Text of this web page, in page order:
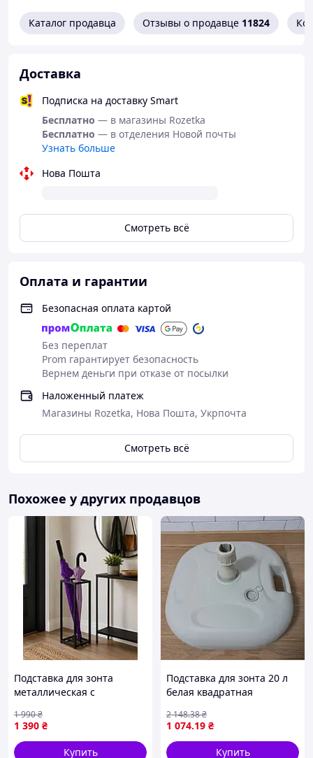
Каталог продавца Отзывы о продавце 11824
Доставка
Подписка на доставку Smart
Бесплатно — в магазины Rozetka
Бесплатно — в отделения Новой почты
Узнать больше
Нова Пошта
Смотреть всё
Оплата и гарантии
Безопасная оплата картой
Без переплат
Prom гарантирует безопасность
Вернем деньги при отказе от посылки
Наложенный платеж
Магазины Rozetka, Нова Пошта, Укрпочта
Смотреть всё
Похожее у других продавцов
Подставка для зонта
металлическая с
трость и сложных зонтов,
60×20×20 см
1 390 ₴
1 990₴
Купить
Подставка для зонта 20 л
белая квадратная
сада пляжа террасы с
фиксацией
1 074.19 ₴
2 148.38₴
Купить